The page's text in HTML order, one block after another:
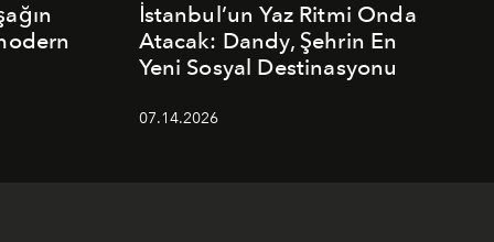
İstanbul’un Yaz Ritmi Onda
Atacak: Dandy, Şehrin En
Yeni Sosyal Destinasyonu
07.14.2026